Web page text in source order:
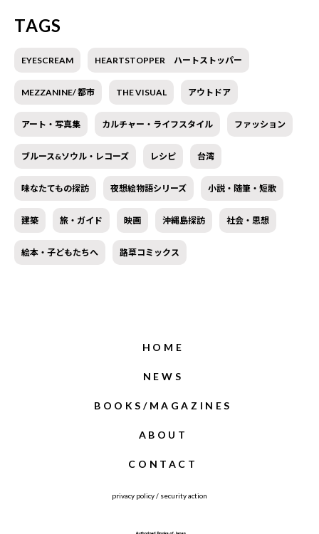
TAGS
EYESCREAM HEARTSTOPPER ハートストッパー
MEZZANINE/ 都市 THE VISUAL アウトドア
アート・写真集 カルチャー・ライフスタイル ファッション
ブルース&ソウル・レコーズ レシピ 台湾
味なたてもの探訪 夜想絵物語シリーズ 小説・随筆・短歌
建築 旅・ガイド 映画 沖縄島探訪 社会・思想
絵本・子どもたちへ 路草コミックス
HOME
NEWS
BOOKS/MAGAZINES
ABOUT
CONTACT
privacy policy/ security action